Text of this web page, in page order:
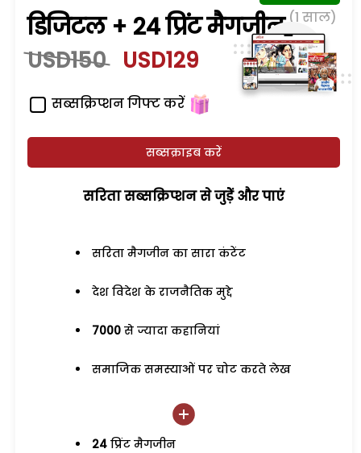
डिजिटल + 24 प्रिंट मैगजीन (1 साल)
USD150 USD129
सब्सक्रिप्शन गिफ्ट करें
सब्सक्राइब करें
सरिता सब्सक्रिप्शन से जुड़ेें और पाएं
सरिता मैगजीन का सारा कंटेंट
देश विदेश के राजनैतिक मुद्दे
7000 से ज्यादा कहानियां
समाजिक समस्याओं पर चोट करते लेख
24 प्रिंट मैगजीन